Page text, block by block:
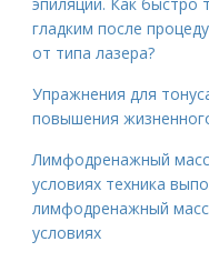
гладким после
от типа лазера?
Упражнения для
повышения
Лимфодренажный
условиях техника
лимфодренажный
условиях